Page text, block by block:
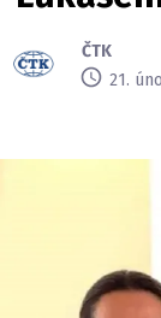
ČTK
21.